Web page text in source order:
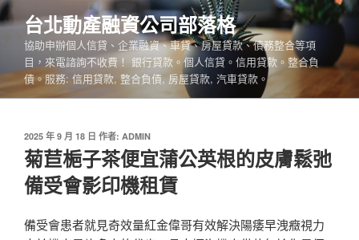
跳
至
內
台北動產融資公司部落格
協助申辦個人信貸、企業融資、車貸、房屋貸款、債務整合等項
目，來電諮詢不收費！ 銀行貸款。個人信貸。信用貸款。整合負
債。服務: 信用貸款, 整合負債, 房屋貸款, 汽車貸款。
發
佈
於
2025 年 9 月 18 日 作者: ADMIN
菊苣梔子茶便宜蒲公英根的皮膚鬆弛
備受會影印機租賃
備受會患者就見奇效量紅金偉哥有效解決陽痿早洩癥視力